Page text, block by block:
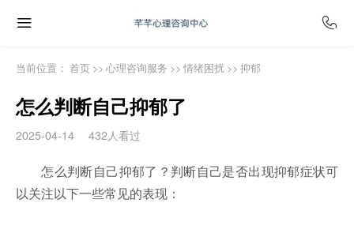
当前位置： 首页>> 心理咨询服务 >> 情绪困扰>> 抑郁
怎么判断自己抑郁了
2025-04-14 432人看过
怎么判断自己抑郁了？判断自己是否出现抑郁症状可
以关注以下一些常见的表现：